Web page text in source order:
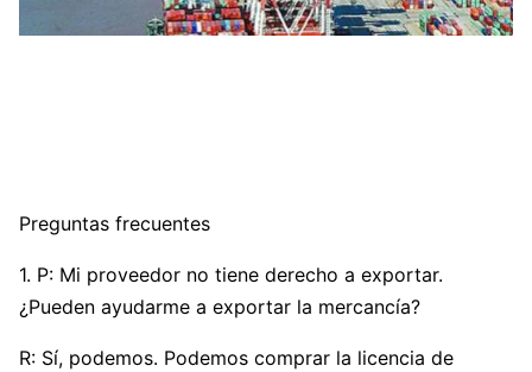
Preguntas frecuentes
1. P: Mi proveedor no tiene derecho a exportar.
¿Pueden ayudarme a exportar la mercancía?
R: Sí, podemos. Podemos comprar la licencia de